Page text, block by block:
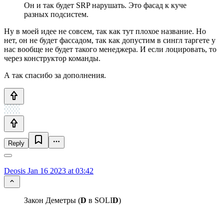
Он и так будет SRP нарушать. Это фасад к куче
разных подсистем.
Ну в моей идее не совсем, так как тут плохое название. Но
нет, он не будет фассадом, так как допустим в сингл таргете у
нас вообще не будет такого менеджера. И если лоцировать, то
через конструктор команды.
А так спасибо за дополнения.
Reply
Deosis Jan 16 2023 at 03:42
Закон Деметры (D в SOLID)